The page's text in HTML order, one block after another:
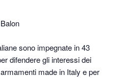
sono impegnate in 43
difendere gli interessi dei
made in Italy e per